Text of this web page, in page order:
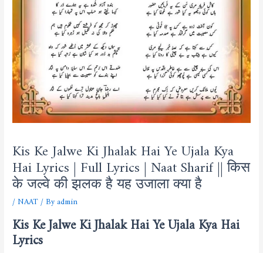
Kis Ke Jalwe Ki Jhalak Hai Ye Ujala Kya
Hai Lyrics | Full Lyrics | Naat Sharif || किस
के जल्वे की झलक है यह उजाला क्या है
/NAAT/ Byadmin
Kis Ke Jalwe Ki Jhalak Hai Ye Ujala Kya Hai
Lyrics